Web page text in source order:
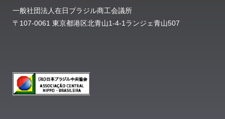
一般社団法人在日ブラジル商工会議所
〒107-0061 東京都港区北青山1-4-1ランジェ青山507